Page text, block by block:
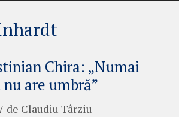
Chira: „Numai
are umbră”
de Claudiu Târziu